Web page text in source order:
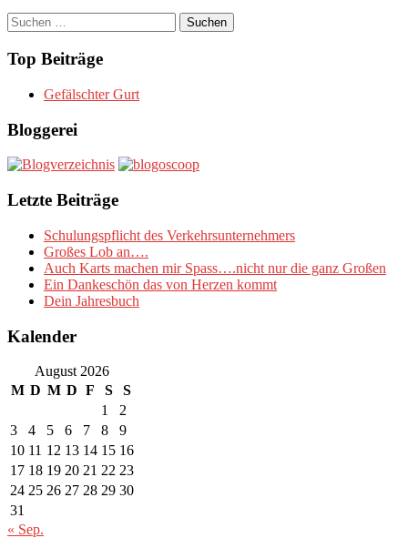
Suchen
nach:
Top Beiträge
Gefälschter Gurt
Bloggerei
Letzte Beiträge
Schulungspflicht des Verkehrsunternehmers
Großes Lob an….
Auch Karts machen mir Spass….nicht nur die ganz Großen
Ein Dankeschön das von Herzen kommt
Dein Jahresbuch
Kalender
August 2026
M D M D F S
S
1
2
3
4 5 6 7 8
9
10 11 12 13 14 15 16
17 18 19 20 21 22 23
24 25 26 27 28 29 30
31
« Sep.